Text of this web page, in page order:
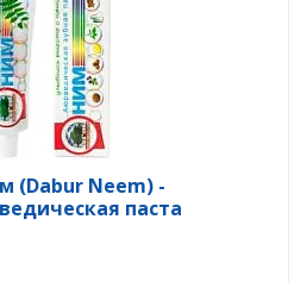
(Dabur Neem) -
паста